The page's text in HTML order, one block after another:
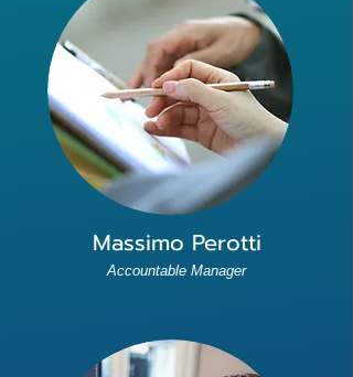
Massimo Perotti
Accountable Manager